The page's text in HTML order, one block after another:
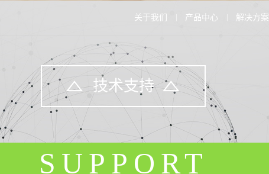
关于我们 产品中心 解决方案
技术支持
SUPPORT